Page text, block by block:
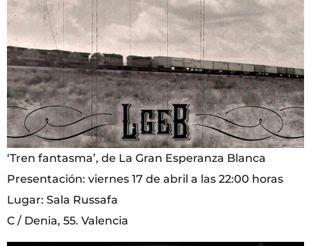
‘Tren fantasma’, de La Gran Esperanza Blanca
Presentación: viernes 17 de abril a las 22:00 horas
Lugar: Sala Russafa
C / Denia, 55. Valencia